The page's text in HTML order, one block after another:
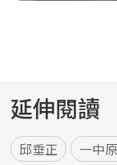
延伸閱讀
邱垂正 一中